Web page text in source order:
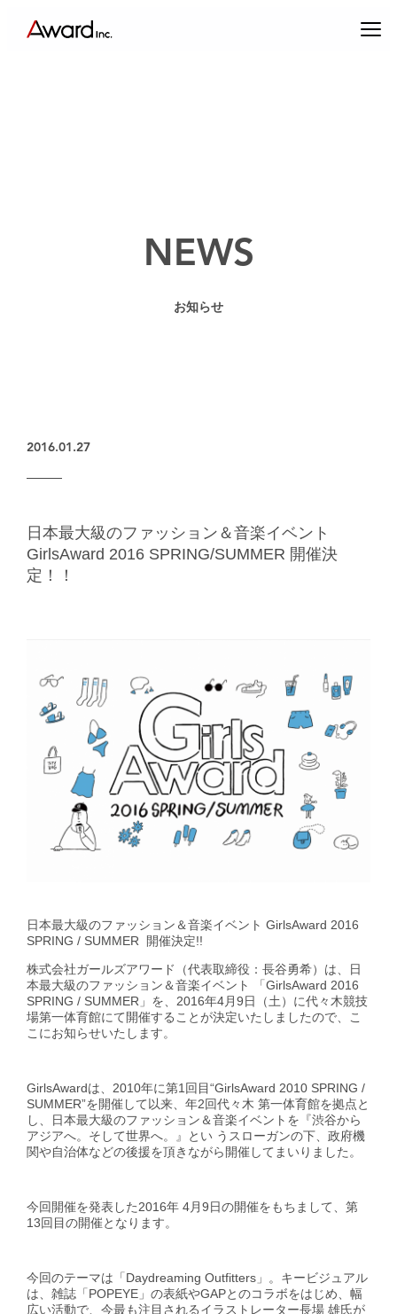
エンターテインメントプロデュース
キャスティング & インフルエンサーマーケティング
Rakuten Fashion
NEWS
お知らせ
2016.01.27
日本最大級のファッション＆音楽イベント
GirlsAward 2016 SPRING/SUMMER 開催決
定！！
⽇本最⼤級のファッション＆⾳楽イベント GirlsAward 2016
SPRING / SUMMER 開催決定!!
株式会社ガールズアワード（代表取締役：⻑⾕勇希）は、⽇
本最⼤級のファッション＆⾳楽イベント 「GirlsAward 2016
SPRING / SUMMER」を、2016年4⽉9⽇（⼟）に代々⽊競技
場第⼀体育館にて開催することが決定いたしましたので、こ
こにお知らせいたします。
GirlsAwardは、2010年に第1回⽬“GirlsAward 2010 SPRING /
SUMMER”を開催して以来、年2回代々⽊ 第⼀体育館を拠点と
し、⽇本最⼤級のファッション＆⾳楽イベントを『渋⾕から
アジアへ。そして世界へ。』とい うスローガンの下、政府機
関や⾃治体などの後援を頂きながら開催してまいりました。
今回開催を発表した2016年 4⽉9⽇の開催をもちまして、第
13回⽬の開催となります。
今回のテーマは「Daydreaming Outfitters」。キービジュアル
は、雑誌「POPEYE」の表紙やGAPとのコラボをはじめ、幅
広い活動で、今最も注目されるイラストレーター長場 雄氏が